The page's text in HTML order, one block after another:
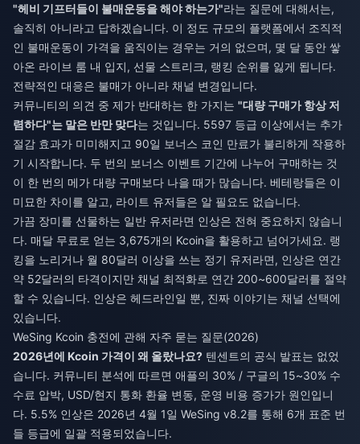
"헤비 기프터들이 불매운동을 해야 하는가"라는 질문에 대해서는,
솔직히 아니라고 답하겠습니다. 이 정도 규모의 플랫폼에서 조직적
인 불매운동이 가격을 움직이는 경우는 거의 없으며, 몇 달 동안 쌓
아온 라이브 룸 내 입지, 선물 스트리크, 랭킹 순위를 잃게 됩니다.
전략적인 대응은 불매가 아니라 채널 변경입니다.
커뮤니티의 의견 중 제가 반대하는 한 가지는 "대량 구매가 항상 저
렴하다"는 말은 반만 맞다는 것입니다. 5597 등급 이상에서는 추가
절감 효과가 미미해지고 90일 보너스 코인 만료가 불리하게 작용하
기 시작합니다. 두 번의 보너스 이벤트 기간에 나누어 구매하는 것
이 한 번의 메가 대량 구매보다 나을 때가 많습니다. 베테랑들은 이
미묘한 차이를 알고, 라이트 유저들은 알 필요도 없습니다.
가끔 장미를 선물하는 일반 유저라면 인상은 전혀 중요하지 않습니
다. 매달 무료로 얻는 3,675개의 Kcoin을 활용하고 넘어가세요. 랭
킹을 노리거나 월 80달러 이상을 쓰는 정기 유저라면, 인상은 연간
약 52달러의 타격이지만 채널 최적화로 연간 200~600달러를 절약
할 수 있습니다. 인상은 헤드라인일 뿐, 진짜 이야기는 채널 선택에
있습니다.
WeSing Kcoin 충전에 관해 자주 묻는 질문(2026)
2026년에 Kcoin 가격이 왜 올랐나요? 텐센트의 공식 발표는 없었
습니다. 커뮤니티 분석에 따르면 애플의 30% / 구글의 15~30% 수
수료 압박, USD/현지 통화 환율 변동, 운영 비용 증가가 원인입니
다. 5.5% 인상은 2026년 4월 1일 WeSing v8.2를 통해 6개 표준 번
들 등급에 일괄 적용되었습니다.